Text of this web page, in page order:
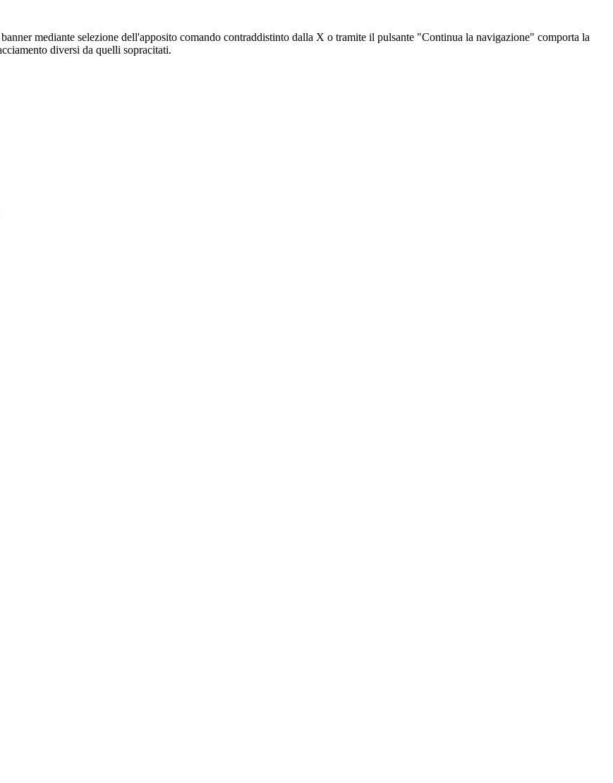
mediante selezione dell'apposito comando contraddistinto dalla X o tramite il pulsante "Continua la navigazione" comporta la
diversi da quelli sopracitati.